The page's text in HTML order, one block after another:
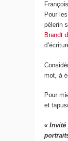
Pour
pèlerin
Brandt
mot, à
Pour
et
« Invité